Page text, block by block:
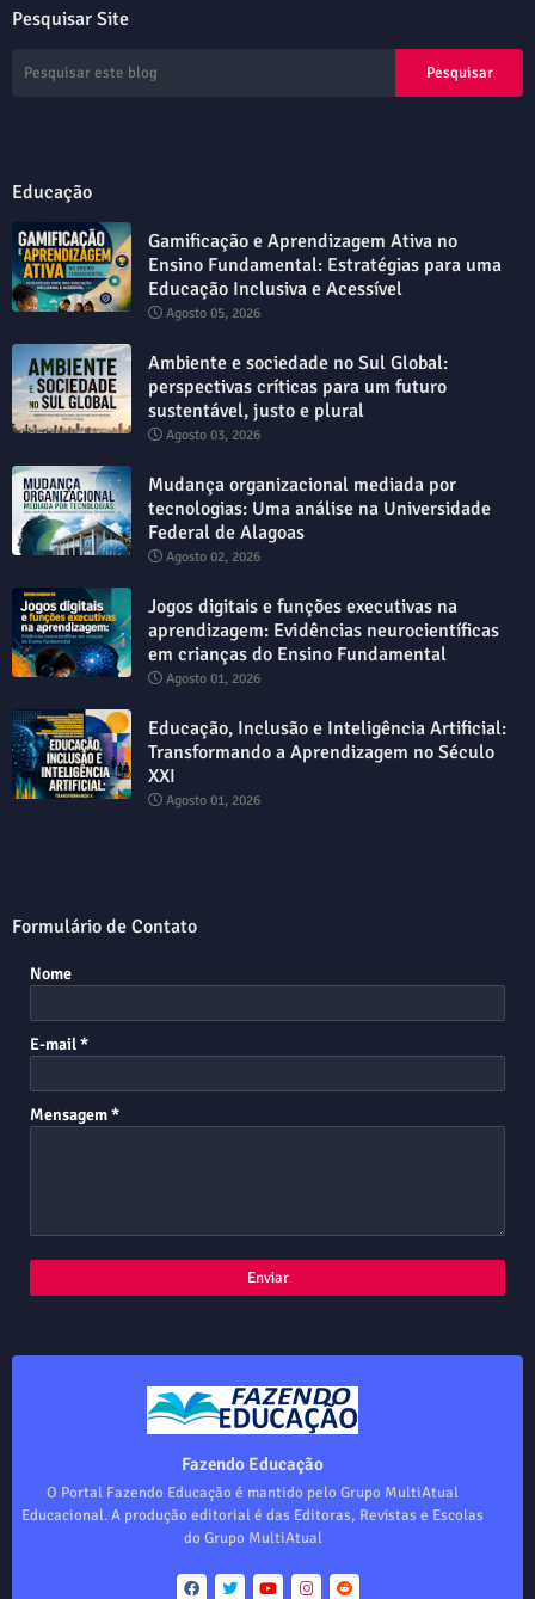
Pesquisar Site
Educação
Gamificação e Aprendizagem Ativa no
Ensino Fundamental: Estratégias para uma
Educação Inclusiva e Acessível
Agosto 05, 2026
Ambiente e sociedade no Sul Global:
perspectivas críticas para um futuro
sustentável, justo e plural
Agosto 03, 2026
Mudança organizacional mediada por
tecnologias: Uma análise na Universidade
Federal de Alagoas
Agosto 02, 2026
Jogos digitais e funções executivas na
aprendizagem: Evidências neurocientíficas
em crianças do Ensino Fundamental
Agosto 01, 2026
Educação, Inclusão e Inteligência Artificial:
Transformando a Aprendizagem no Século
XXI
Agosto 01, 2026
Formulário de Contato
Nome
E-mail*
Mensagem*
Fazendo Educação
O Portal Fazendo Educação é mantido pelo Grupo MultiAtual
Educacional. A produção editorial é das Editoras, Revistas e Escolas
do Grupo MultiAtual